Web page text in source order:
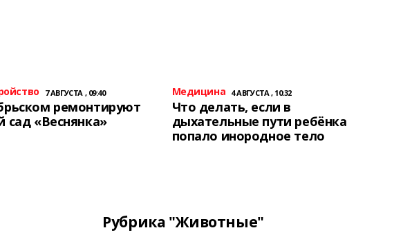
7 АВГУСТА , 09:40
ремонтируют
сад «Веснянка»
Медицина 4 АВГУСТА , 10:32
Что делать, если в
дыхательные пути ребёнка
попало инородное тело
Рубрика "Животные"